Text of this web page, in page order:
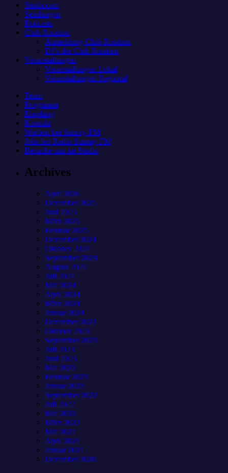
Studiocam
Sendungen
Podcasts
Club Rotation
Anmeldung Club-Rotation
DJ’s der Club Rotation
Veranstaltungen
Veranstaltungen Lokal
Veranstaltungen Regional
Team
Programm
Empfang
Kontakt
Werben bei Sunray-FM
Jobs bei Radio Sunray-FM
Besuche uns im Studio
Archives
April 2026
Dezember 2025
Juni 2025
März 2025
Februar 2025
Dezember 2024
Oktober 2024
September 2024
August 2024
Juli 2024
Mai 2024
April 2024
März 2024
Januar 2024
Dezember 2023
Oktober 2023
September 2023
Juli 2023
Juni 2023
Mai 2023
Februar 2023
Januar 2023
September 2022
Juli 2022
Mai 2022
März 2022
Mai 2021
April 2021
Januar 2021
Dezember 2020